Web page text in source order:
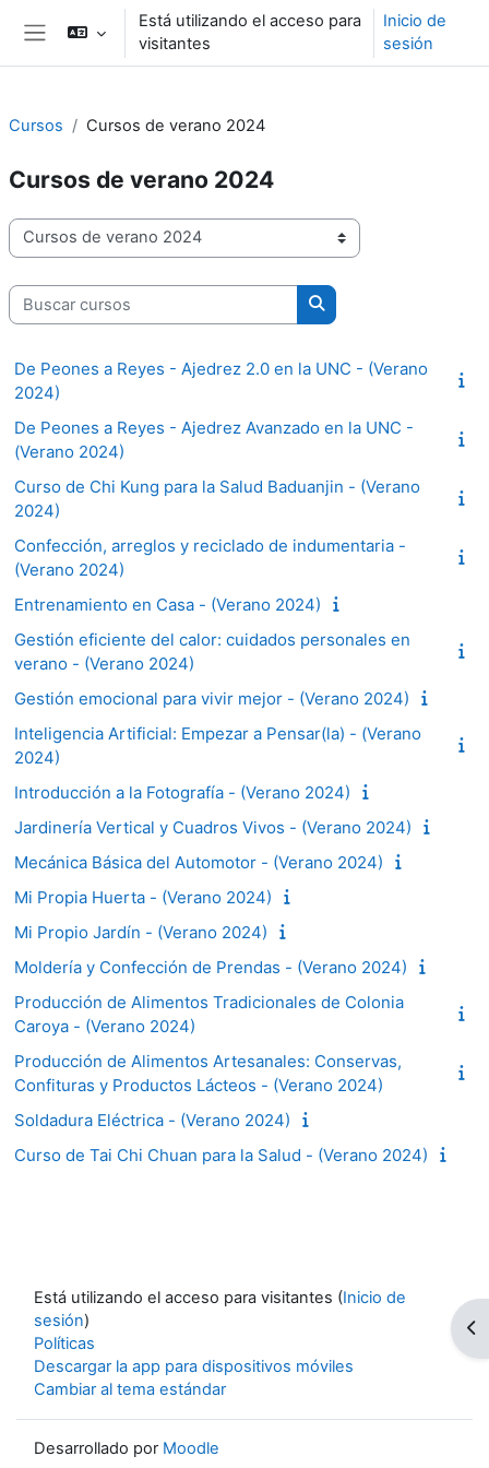
Salta al contenido principal
Panel lateral
Está utilizando el acceso para
visitantes
Inicio de
sesión
Cursos Cursos de verano 2024
Cursos de verano 2024
Categorías del curso
Buscar cursos
Buscar cursos
De Peones a Reyes - Ajedrez 2.0 en la UNC - (Verano
2024)
De Peones a Reyes - Ajedrez Avanzado en la UNC -
(Verano 2024)
Curso de Chi Kung para la Salud Baduanjin - (Verano
2024)
Confección, arreglos y reciclado de indumentaria -
(Verano 2024)
Entrenamiento en Casa - (Verano 2024)
Gestión eficiente del calor: cuidados personales en
verano - (Verano 2024)
Gestión emocional para vivir mejor - (Verano 2024)
Inteligencia Artificial: Empezar a Pensar(la) - (Verano
2024)
Introducción a la Fotografía - (Verano 2024)
Jardinería Vertical y Cuadros Vivos - (Verano 2024)
Mecánica Básica del Automotor - (Verano 2024)
Mi Propia Huerta - (Verano 2024)
Mi Propio Jardín - (Verano 2024)
Moldería y Confección de Prendas - (Verano 2024)
Producción de Alimentos Tradicionales de Colonia
Caroya - (Verano 2024)
Producción de Alimentos Artesanales: Conservas,
Confituras y Productos Lácteos - (Verano 2024)
Soldadura Eléctrica - (Verano 2024)
Curso de Tai Chi Chuan para la Salud - (Verano 2024)
Está utilizando el acceso para visitantes (Inicio de
sesión)
Políticas
Descargar la app para dispositivos móviles
Cambiar al tema estándar
Desarrollado por Moodle